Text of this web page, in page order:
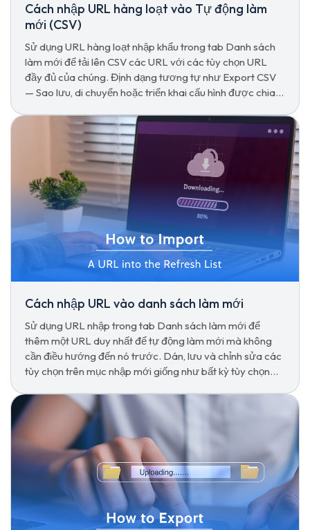
Cách nhập URL hàng loạt vào Tự động làm
mới (CSV)
Sử dụng URL hàng loạt nhập khẩu trong tab Danh sách
làm mới để tải lên CSV các URL với các tùy chọn URL
đầy đủ của chúng. Định dạng tương tự như Export CSV
— Sao lưu, di chuyển hoặc triển khai cấu hình được chia
Cách nhập URL vào danh sách làm mới
Sử dụng URL nhập trong tab Danh sách làm mới để
thêm một URL duy nhất để tự động làm mới mà không
cần điều hướng đến nó trước. Dán, lưu và chỉnh sửa các
tùy chọn trên mục nhập mới giống như bất kỳ tùy chọn